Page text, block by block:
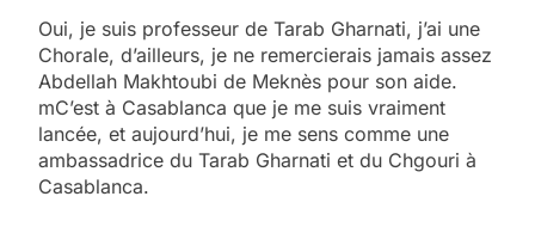
Oui, je suis professeur de Tarab Gharnati, j’ai une
Chorale, d’ailleurs, je ne remercierais jamais assez
Abdellah Makhtoubi de Meknès pour son aide.
mC’est à Casablanca que je me suis vraiment
lancée, et aujourd’hui, je me sens comme une
ambassadrice du Tarab Gharnati et du Chgouri à
Casablanca.